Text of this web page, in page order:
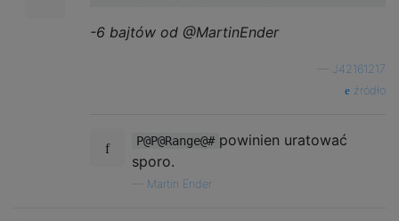
-6 bajtów od @MartinEnder
J42161217
źródło
P@P@Range@# powinien uratować
sporo.
Martin Ender